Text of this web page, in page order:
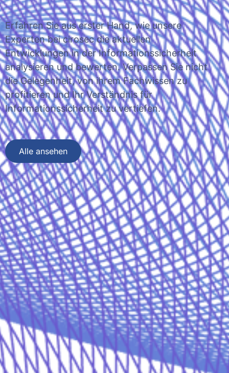
Erfahren Sie aus erster Hand, wie unsere
Experten bei cirosec die aktuellen
Entwicklungen in der Informationssicherheit
analysieren und bewerten. Verpassen Sie nicht
die Gelegenheit, von ihrem Fachwissen zu
profitieren und Ihr Verständnis für
Informationssicherheit zu vertiefen.
Alle ansehen